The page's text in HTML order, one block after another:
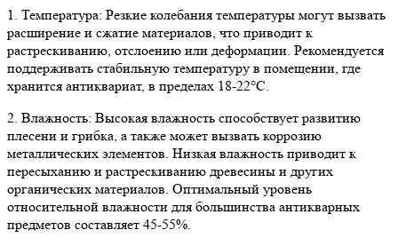
1. Температура: Резкие колебания температуры могут вызвать
расширение и сжатие материалов, что приводит к
растрескиванию, отслоению или деформации. Рекомендуется
поддерживать стабильную температуру в помещении, где
хранится антиквариат, в пределах 18-22°C.
2. Влажность: Высокая влажность способствует развитию
плесени и грибка, а также может вызвать коррозию
металлических элементов. Низкая влажность приводит к
пересыханию и растрескиванию древесины и других
органических материалов. Оптимальный уровень
относительной влажности для большинства антикварных
предметов составляет 45-55%.